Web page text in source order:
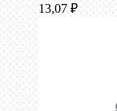
13,07 ₽